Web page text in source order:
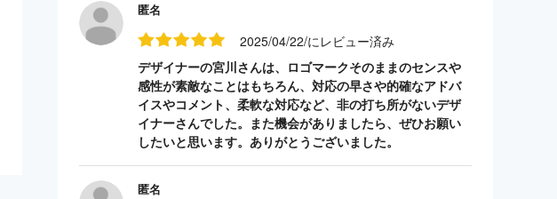
匿名
2025/04/22/にレビュー済み
デザイナーの宮川さんは、ロゴマークそのままのセンスや
感性が素敵なことはもちろん、対応の早さや的確なアドバ
イスやコメント、柔軟な対応など、非の打ち所がないデザ
イナーさんでした。また機会がありましたら、ぜひお願い
したいと思います。ありがとうございました。
匿名